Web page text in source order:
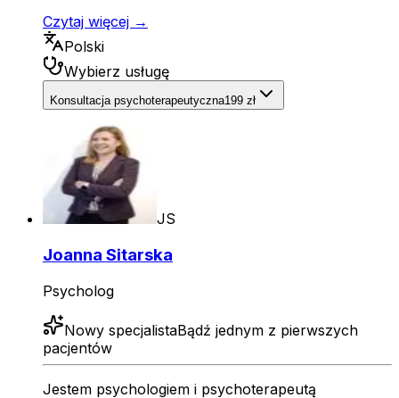
Czytaj więcej →
Polski
Wybierz usługę
Konsultacja psychoterapeutyczna199 zł
JS
Joanna Sitarska
Psycholog
Nowy specjalistaBądź jednym z pierwszych
pacjentów
Jestem psychologiem i psychoterapeutą